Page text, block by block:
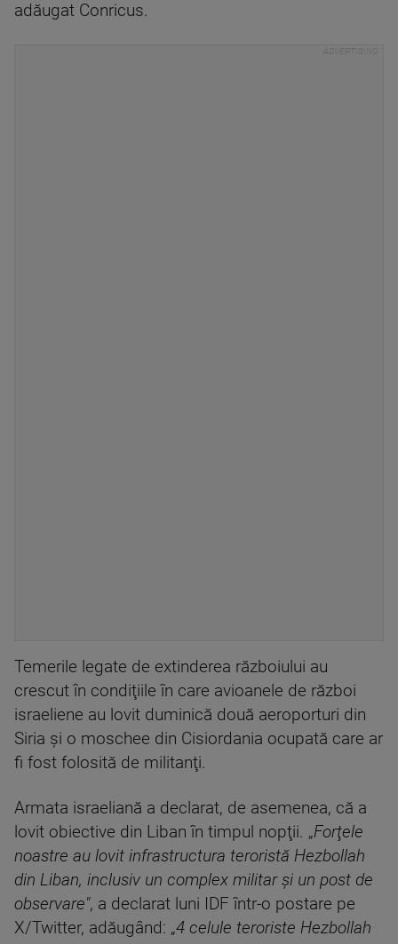
adăugat Conricus.
Temerile legate de extinderea războiului au
crescut în condiţiile în care avioanele de război
israeliene au lovit duminică două aeroporturi din
Siria şi o moschee din Cisiordania ocupată care ar
fi fost folosită de militanţi.
Armata israeliană a declarat, de asemenea, că a
lovit obiective din Liban în timpul nopţii. „Forţele
noastre au lovit infrastructura teroristă Hezbollah
din Liban, inclusiv un complex militar şi un post de
observare", a declarat luni IDF într-o postare pe
X/Twitter, adăugând: „4 celule teroriste Hezbollah